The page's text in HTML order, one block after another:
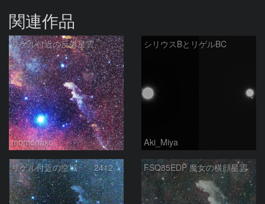
関連作品
リゲル付近の反射星雲 251218
momonako
シリウスBとリゲルBC
Aki_Miya
リゲル付近の空域 241231 FSQ85EDP 魔女の横顔星雲